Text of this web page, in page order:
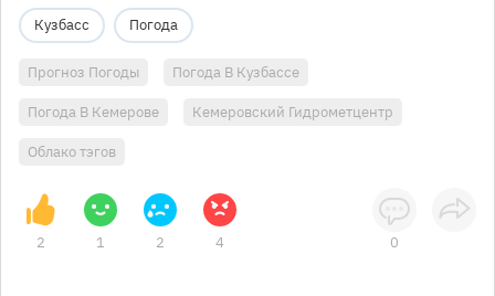
Кузбасс Погода
Прогноз Погоды Погода В Кузбассе
Погода В Кемерове Кемеровский Гидрометцентр
Облако тэгов
2 1 2 4 0